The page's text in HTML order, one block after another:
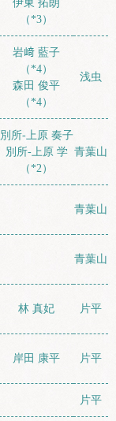
伊東 拓朗
（*3）
岩﨑 藍子
（*4）
森田 俊平
（*4）
浅虫
別所-上原 奏子
別所-上原 学
（*2）
青葉山
青葉山
青葉山
林 真妃 片平
岸田 康平 片平
片平